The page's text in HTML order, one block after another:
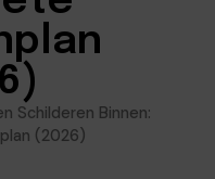
Schilderen Binnen:
(2026)